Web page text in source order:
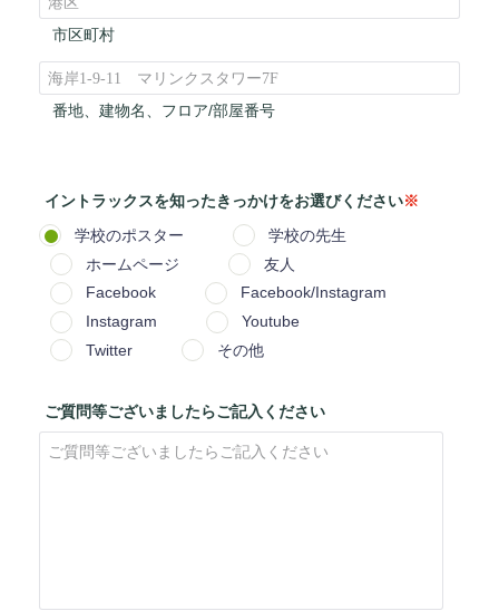
市区町村
番地、建物名、フロア/部屋番号
イントラックスを知ったきっかけをお選びください※
学校のポスター
学校の先生
ホームページ
友人
Facebook
Facebook/Instagram
Instagram
Youtube
Twitter
その他
ご質問等ございましたらご記入ください